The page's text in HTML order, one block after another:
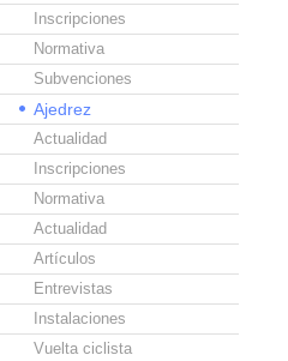
Inscripciones
Normativa
Subvenciones
Ajedrez
Actualidad
Inscripciones
Normativa
Actualidad
Artículos
Entrevistas
Instalaciones
Vuelta ciclista